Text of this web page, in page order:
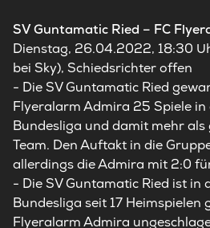
SV Guntamatic Ried – FC
Dienstag, 26.04.2022, 18:30
bei Sky), Schiedsrichter offen
- Die SV Guntamatic Ried
Flyeralarm Admira 25 Spiele in
Bundesliga und damit mehr als
Team. Den Auftakt in die
allerdings die Admira mit 2:0
- Die SV Guntamatic Ried ist in
Bundesliga seit 17 Heimspielen
Flyeralarm Admira